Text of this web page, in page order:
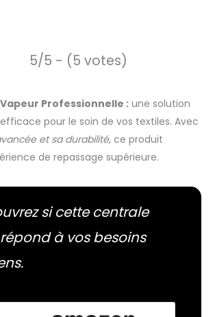
5/5 - (5 votes)
Professionnelle : une solution
pour le soin de vos textiles. Avec
et sa durabilité, ce produit
de repassage supérieure.
si cette centrale
à vos besoins